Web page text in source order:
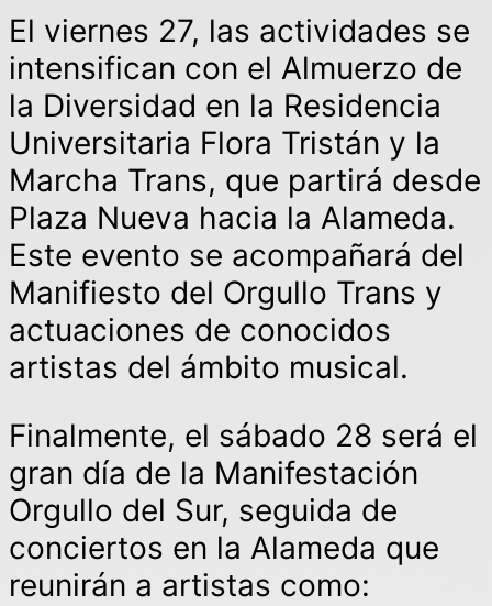
El viernes 27, las actividades se
intensifican con el Almuerzo de
la Diversidad en la Residencia
Universitaria Flora Tristán y la
Marcha Trans, que partirá desde
Plaza Nueva hacia la Alameda.
Este evento se acompañará del
Manifiesto del Orgullo Trans y
actuaciones de conocidos
artistas del ámbito musical.
Finalmente, el sábado 28 será el
gran día de la Manifestación
Orgullo del Sur, seguida de
conciertos en la Alameda que
reunirán a artistas como: